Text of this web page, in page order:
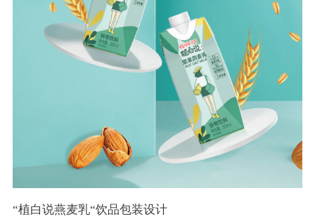
“植白说燕麦乳“饮品包装设计